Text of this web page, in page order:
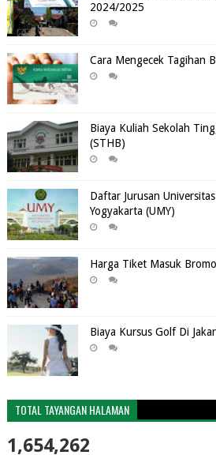
2024/2025
Cara Mengecek Tagihan
Biaya Kuliah Sekolah
(STHB)
Daftar Jurusan
Yogyakarta (UMY)
Harga Tiket Masuk Bromo
Biaya Kursus Golf Di
TOTAL TAYANGAN HALAMAN
1,654,262